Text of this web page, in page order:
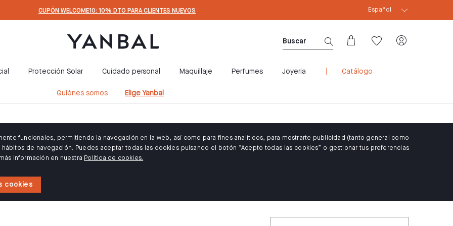
CUPÓN WELCOME10: 10% DTO PARA CLIENTES NUEVOS CUPÓN WELCOME10: 10% DTO PARA CLIENTES
Español
Protección Solar Cuidado personal Maquillaje Perfumes Joyería Catálogo
Quiénes somos Elige Yanbal
funcionales, permitiendo la navegación en la web, así como para fines analíticos, para mostrarte publicidad (tanto general como
de navegación. Puedes aceptar todas las cookies pulsando el botón “Acepto todas las cookies” o gestionar tus preferencias
información en nuestra Política de cookies.
cookies